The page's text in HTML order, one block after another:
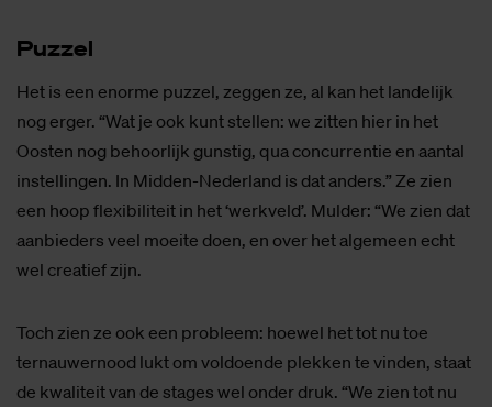
Puz­zel
Het is een enorme puzzel, zeggen ze, al kan het landelijk
nog erger. “Wat je ook kunt stellen: we zitten hier in het
Oosten nog behoorlijk gunstig, qua concurrentie en aantal
instellingen. In Midden-Nederland is dat anders.” Ze zien
een hoop flexibiliteit in het ‘werkveld’. Mulder: “We zien dat
aanbieders veel moeite doen, en over het algemeen echt
wel creatief zijn.
Toch zien ze ook een probleem: hoewel het tot nu toe
ternauwernood lukt om voldoende plekken te vinden, staat
de kwaliteit van de stages wel onder druk. “We zien tot nu